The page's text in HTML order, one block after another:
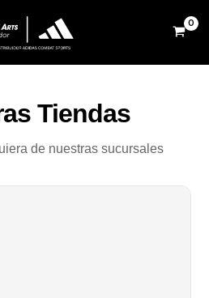
Tiendas
de nuestras sucursales